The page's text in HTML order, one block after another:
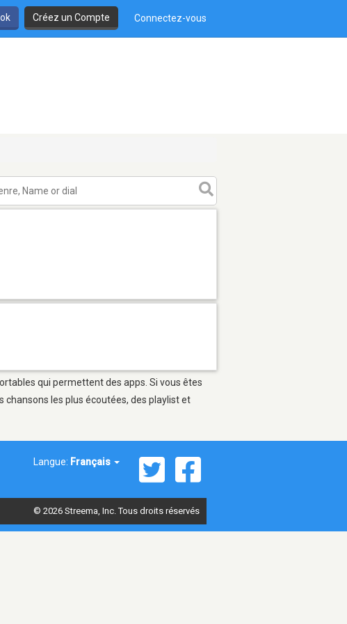
Créez un Compte Connectez-vous
qui permettent des apps. Si vous êtes
les plus écoutées, des playlist et
Langue: Français
© 2026 Streema, Inc. Tous droits réservés